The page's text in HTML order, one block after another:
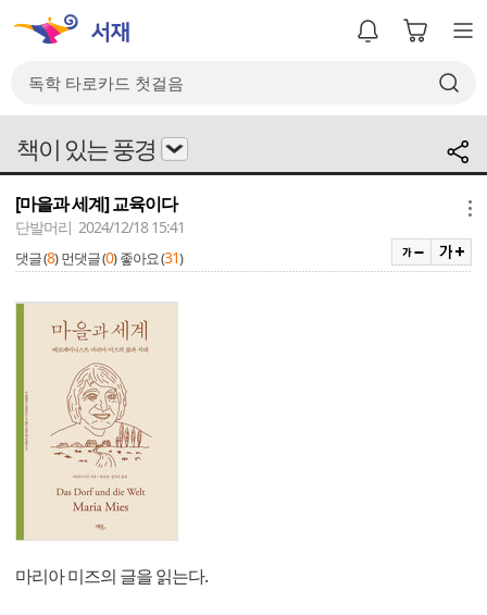
책이 있는 풍경
[마을과 세계] 교육이다
단발머리 2024/12/18 15:41
댓글 (8) 먼댓글 (0) 좋아요 (31)
마리아 미즈의 글을 읽는다.